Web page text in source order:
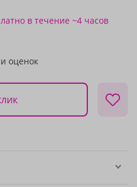
в течение ~4 часов
оценок